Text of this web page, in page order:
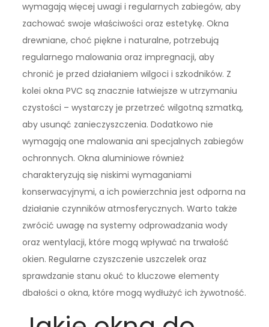
wymagają więcej uwagi i regularnych zabiegów, aby
zachować swoje właściwości oraz estetykę. Okna
drewniane, choć piękne i naturalne, potrzebują
regularnego malowania oraz impregnacji, aby
chronić je przed działaniem wilgoci i szkodników. Z
kolei okna PVC są znacznie łatwiejsze w utrzymaniu
czystości – wystarczy je przetrzeć wilgotną szmatką,
aby usunąć zanieczyszczenia. Dodatkowo nie
wymagają one malowania ani specjalnych zabiegów
ochronnych. Okna aluminiowe również
charakteryzują się niskimi wymaganiami
konserwacyjnymi, a ich powierzchnia jest odporna na
działanie czynników atmosferycznych. Warto także
zwrócić uwagę na systemy odprowadzania wody
oraz wentylacji, które mogą wpływać na trwałość
okien. Regularne czyszczenie uszczelek oraz
sprawdzanie stanu okuć to kluczowe elementy
dbałości o okna, które mogą wydłużyć ich żywotność.